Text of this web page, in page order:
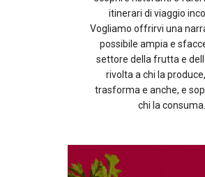
itinerari di viaggio
Vogliamo offrirvi una
possibile ampia e
settore della frutta e
rivolta a chi la
trasforma e anche, e
chi la consuma.